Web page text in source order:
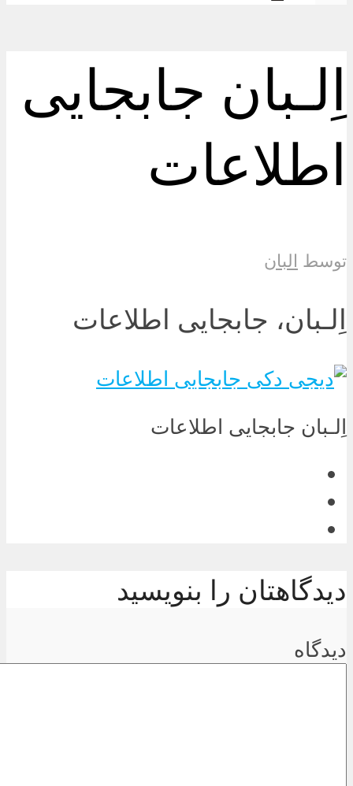
اِلـبان جابجایی
اطلاعات
توسط البان
اِلـبان، جابجایی اطلاعات
اِلـبان جابجایی اطلاعات
دیدگاهتان را بنویسید
دیدگاه